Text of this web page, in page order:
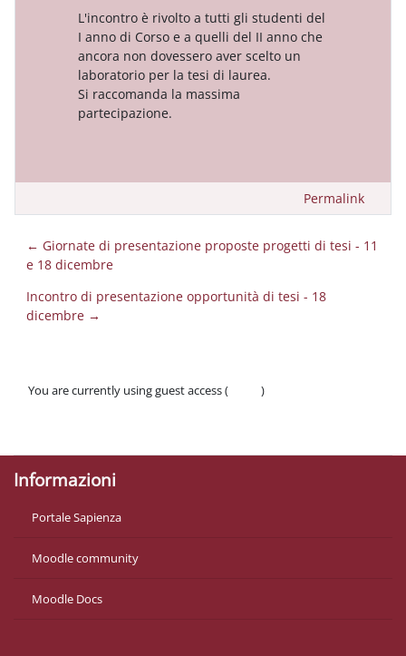
L'incontro è rivolto a tutti gli studenti del
I anno di Corso e a quelli del II anno che
ancora non dovessero aver scelto un
laboratorio per la tesi di laurea.
Si raccomanda la massima
partecipazione.
Permalink
← Giornate di presentazione proposte progetti di tesi - 11
e 18 dicembre
Incontro di presentazione opportunità di tesi - 18
dicembre →
You are currently using guest access (
)
Informazioni
Portale Sapienza
Moodle community
Moodle Docs